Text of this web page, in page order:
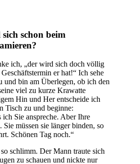
schon beim
ich, „der wird sich doch völlig
er hat!“ Ich sehe
und bin am Überlegen, ob ich den
viel zu kurze Krawatte
Hin und Her entscheide ich
Tisch zu und beginne:
ich Sie anspreche. Aber Ihre
müssen sie länger binden, so
Schönen Tag noch.“
schlimm. Der Mann traute sich
zu schauen und nickte nur